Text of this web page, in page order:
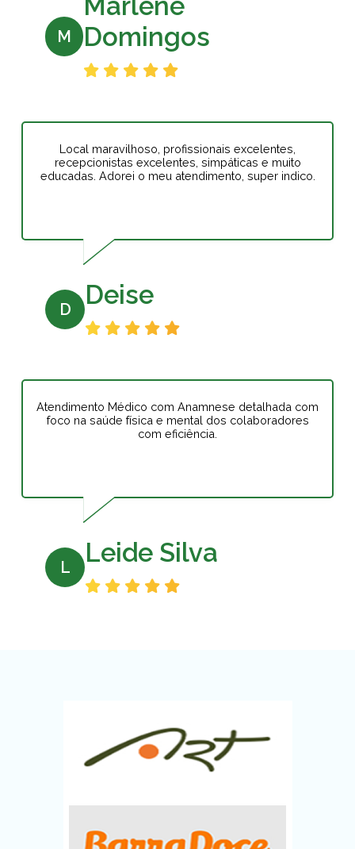
M
Marlene
Domingos
Local maravilhoso, profissionais excelentes,
recepcionistas excelentes, simpáticas e muito
educadas. Adorei o meu atendimento, super indico.
D Deise
Atendimento Médico com Anamnese detalhada com
foco na saúde física e mental dos colaboradores
com eficiência.
L Leide Silva